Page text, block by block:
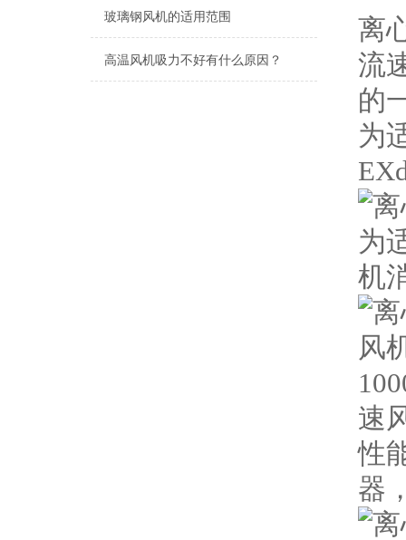
玻璃钢风机的适用范围
高温风机吸力不好有什么原因？
离
流
的
为
为
机
风
速
性
器